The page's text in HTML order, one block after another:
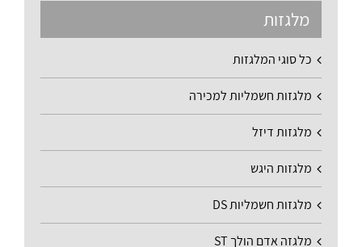
מלגזות
כל סוגי המלגזות
מלגזות חשמליות למכירה
מלגזות דיזל
מלגזות היגש
מלגזות חשמליות DS
מלגזה אדם הולך ST